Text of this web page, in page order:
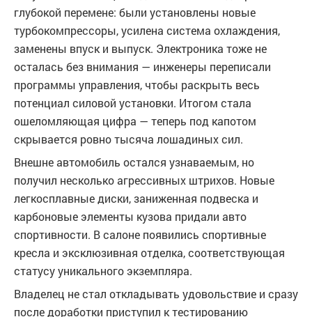
глубокой перемене: были установлены новые
турбокомпрессоры, усилена система охлаждения,
заменены впуск и выпуск. Электроника тоже не
осталась без внимания — инженеры переписали
программы управления, чтобы раскрыть весь
потенциал силовой установки. Итогом стала
ошеломляющая цифра — теперь под капотом
скрывается ровно тысяча лошадиных сил.
Внешне автомобиль остался узнаваемым, но
получил несколько агрессивных штрихов. Новые
легкосплавные диски, заниженная подвеска и
карбоновые элементы кузова придали авто
спортивности. В салоне появились спортивные
кресла и эксклюзивная отделка, соответствующая
статусу уникального экземпляра.
Владелец не стал откладывать удовольствие и сразу
после доработки приступил к тестированию